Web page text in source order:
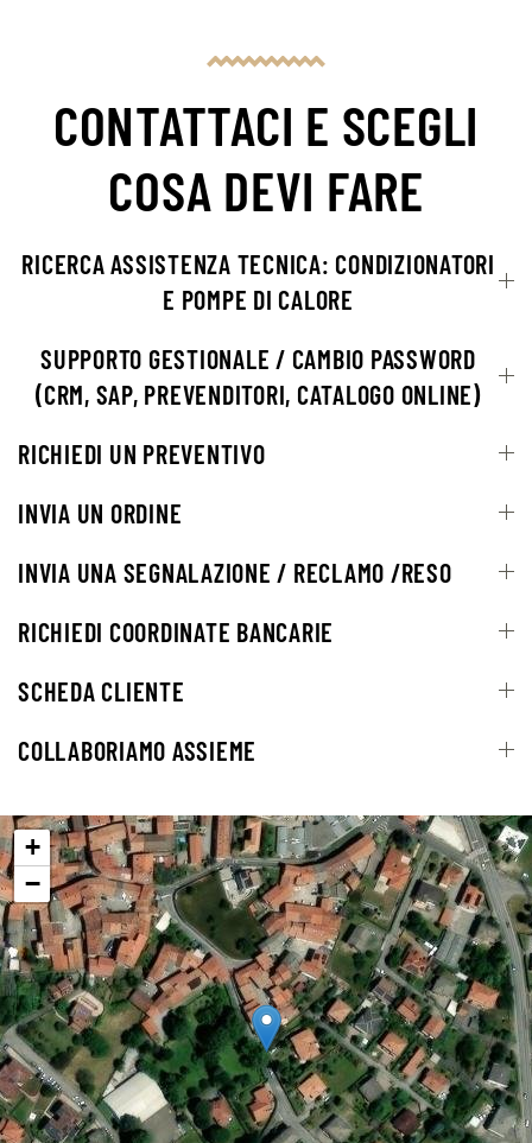
CONTATTACI E SCEGLI
COSA DEVI FARE
RICERCA ASSISTENZA TECNICA: CONDIZIONATORI
E POMPE DI CALORE
SUPPORTO GESTIONALE / CAMBIO PASSWORD
(CRM, SAP, PREVENDITORI, CATALOGO ONLINE)
RICHIEDI UN PREVENTIVO
INVIA UN ORDINE
INVIA UNA SEGNALAZIONE / RECLAMO /RESO
RICHIEDI COORDINATE BANCARIE
SCHEDA CLIENTE
COLLABORIAMO ASSIEME
+
−